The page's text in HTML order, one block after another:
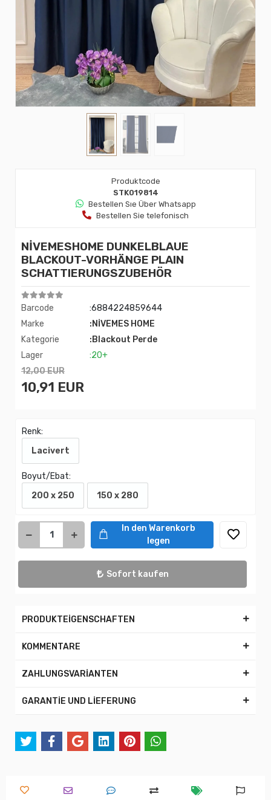
Produktcode
STK019814
Bestellen Sıe Über Whatsapp
Bestellen Sie telefonisch
NİVEMESHOME DUNKELBLAUE
BLACKOUT-VORHÄNGE PLAIN
SCHATTIERUNGSZUBEHÖR
Barcode
:6884224859644
Marke
:NİVEMES HOME
Kategorie
:Blackout Perde
Lager
:20+
12,00 EUR
10,91 EUR
Renk:
Lacivert
Boyut/Ebat:
200 x 250
150 x 280
In den Warenkorb
legen
Sofort kaufen
PRODUKTEİGENSCHAFTEN
KOMMENTARE
ZAHLUNGSVARİANTEN
GARANTİE UND LİEFERUNG